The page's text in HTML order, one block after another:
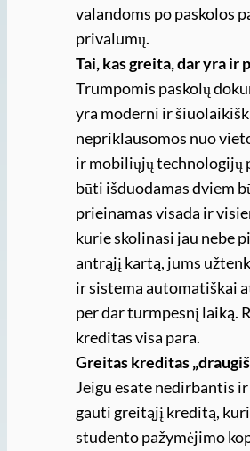
valandoms po paskolos
privalumų.
Tai, kas greita, dar yra ir
Trumpomis paskolų
yra moderni ir
nepriklausomos nuo
ir mobiliųjų technologijų
būti išduodamas dviem
prieinamas visada ir
kurie skolinasi jau nebe
antrąjį kartą, jums
ir sistema automatiškai
per dar turmpesnį laiką.
kreditas visa para.
Greitas kreditas
Jeigu esate nedirbantis
gauti greitąjį kreditą,
studento pažymėjimo